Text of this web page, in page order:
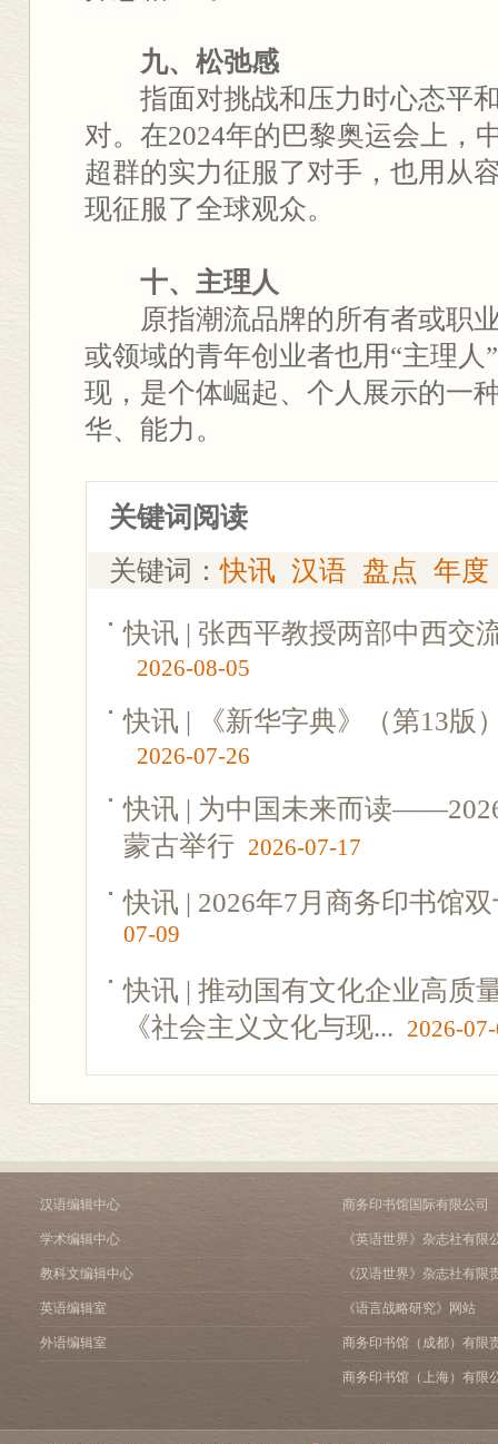
九、松弛感
指面对挑战和压力时心态平和
对。在2024年的巴黎奥运会上，
超群的实力征服了对手，也用从
现征服了全球观众。
十、主理人
原指潮流品牌的所有者或职业
或领域的青年创业者也用“主理人
现，是个体崛起、个人展示的一
华、能力。
关键词阅读
关键词：快讯 汉语 盘点 年度
快讯 | 张西平教授两部中西交
2026-08-05
快讯 | 《新华字典》（第13版
2026-07-26
快讯 | 为中国未来而读
蒙古举行 2026-07-17
快讯 | 2026年7月商务印书馆
07-09
快讯 | 推动国有文化企业高质
《社会主义文化与现... 2026-
汉语编辑中心
学术编辑中心
教科文编辑中心
英语编辑室
外语编辑室
商务印书馆国际有限公司
《英语世界》杂志社有限
《汉语世界》杂志社有限
《语言战略研究》网站
商务印书馆（成都）有限
商务印书馆（上海）有限